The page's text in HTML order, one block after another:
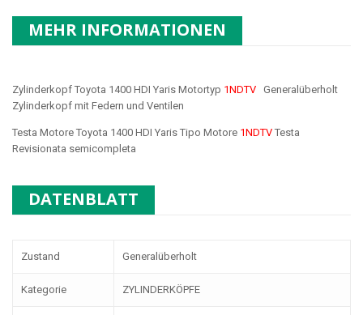
MEHR INFORMATIONEN
Zylinderkopf Toyota 1400 HDI Yaris Motortyp 1NDTV Generalüberholt
Zylinderkopf mit Federn und Ventilen
Testa Motore Toyota 1400 HDI Yaris Tipo Motore 1NDTV Testa
Revisionata semicompleta
DATENBLATT
Zustand Generalüberholt
Kategorie ZYLINDERKÖPFE